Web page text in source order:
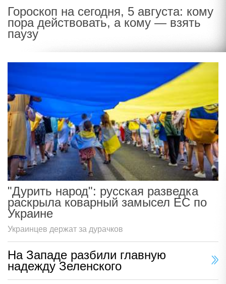
Гороскоп на сегодня, 5 августа: кому
пора действовать, а кому — взять
паузу
"Дурить народ": русская разведка
раскрыла коварный замысел ЕС по
Украине
Украинцев держат за дурачков
На Западе разбили главную
надежду Зеленского